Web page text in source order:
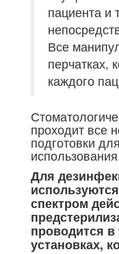
пациента и
Все
перчатках,
каждого
проходит все
подготовки
Для
спектром
проводится в
установках,